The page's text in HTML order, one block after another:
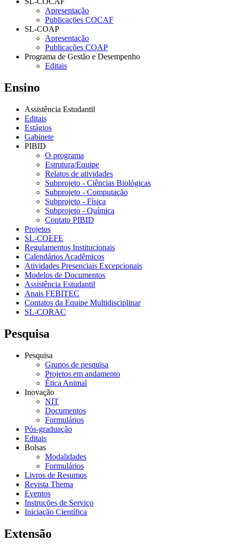
Apresentação
Publicações COCAF
SL-COAP
Apresentação
Publicações COAP
Programa de Gestão e Desempenho
Editais
Ensino
Assistência Estudantil
Editais
Estágios
Gabinete
PIBID
O programa
Estrutura/Equipe
Relatos de atividades
Subprojeto - Ciências Biológicas
Subprojeto - Computação
Subprojeto - Física
Subprojeto - Química
Contato PIBID
Projetos
SL-COEFE
Regulamentos Institucionais
Calendários Acadêmicos
Atividades Presenciais Excepcionais
Modelos de Documentos
Assistência Estudantil
Anais FEBITEC
Contatos da Equipe Multidisciplinar
SL-CORAC
Pesquisa
Pesquisa
Grupos de pesquisa
Projetos em andamento
Ética Animal
Inovação
NIT
Documentos
Formulários
Pós-graduação
Editais
Bolsas
Modalidades
Formulários
Livros de Resumos
Revista Thema
Eventos
Instruções de Serviço
Iniciação Científica
Extensão